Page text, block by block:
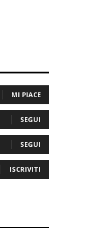
MI PIACE
SEGUI
SEGUI
ISCRIVITI